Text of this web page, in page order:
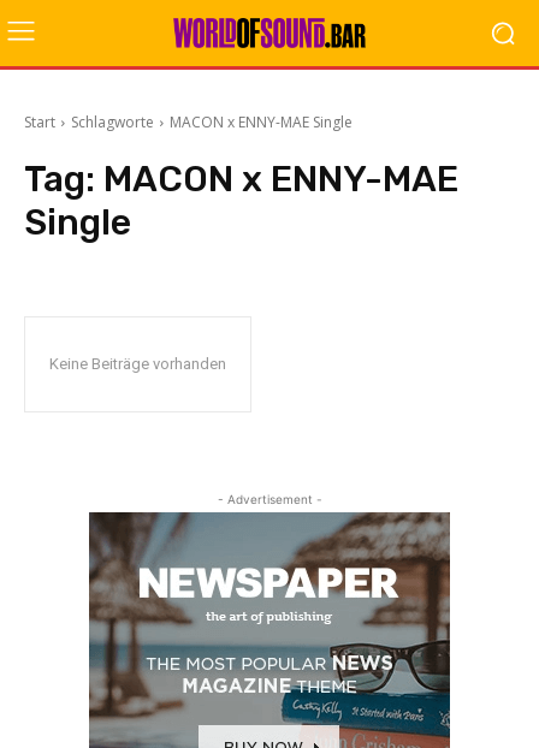
Start Schlagworte MACON x ENNY-MAE Single
Tag: MACON x ENNY-MAE
Single
Keine Beiträge vorhanden
- Advertisement -